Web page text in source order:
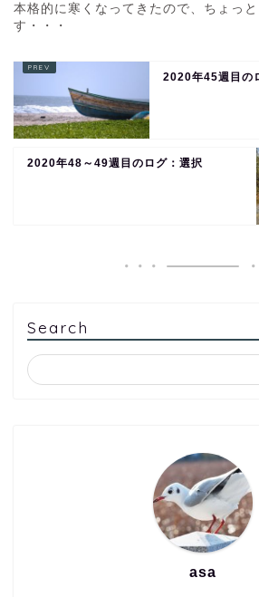
本格的に寒くなってきたので、ちょっ
す・・・
2020年45週目の
2020年48～49週目のログ：選択
Search
asa